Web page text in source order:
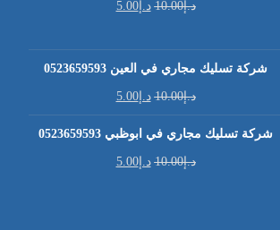
د.إ10.00 د.إ5.00
شركة تسليك مجاري في العين 0523659593
د.إ10.00 د.إ5.00
شركة تسليك مجاري في ابوظبي 0523659593
د.إ10.00 د.إ5.00